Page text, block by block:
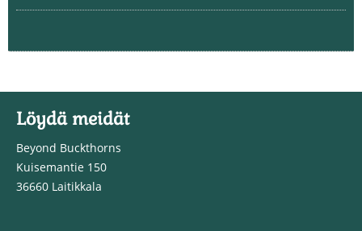
Löydä meidät
Beyond Buckthorns
Kuisemantie 150
36660 Laitikkala